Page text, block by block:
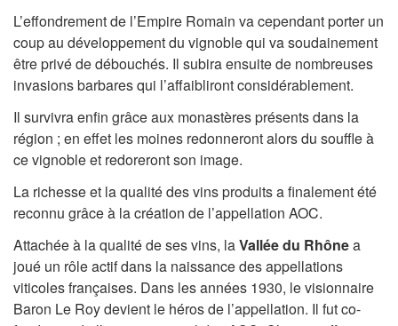
L’effondrement de l’Empire Romain va cependant porter un
coup au développement du vignoble qui va soudainement
être privé de débouchés. Il subira ensuite de nombreuses
invasions barbares qui l’affaibliront considérablement.
Il survivra enfin grâce aux monastères présents dans la
région ; en effet les moines redonneront alors du souffle à
ce vignoble et redoreront son image.
La richesse et la qualité des vins produits a finalement été
reconnu grâce à la création de l’appellation AOC.
Attachée à la qualité de ses vins, laVallée du Rhônea
joué un rôle actif dans la naissance des appellations
viticoles françaises. Dans les années 1930, le visionnaire
Baron Le Roy devient le héros de l’appellation. Il fut co-